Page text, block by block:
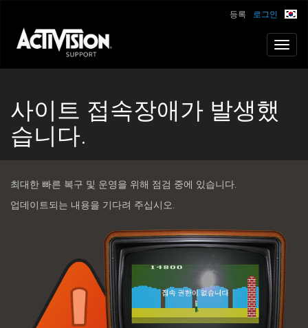
로그인
등록
사이트 접속장애가 발생했
습니다.
최대한 빠른 복구 및 운영을 위해 점검 중에 있습니다.
업데이트되는 내용을 기다려 주십시오.